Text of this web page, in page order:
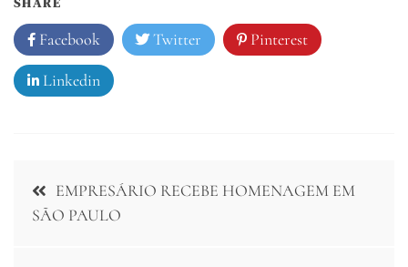
Facebook Twitter Pinterest
Linkedin
Navegação
de
EMPRESÁRIO RECEBE HOMENAGEM EM
SÃO PAULO